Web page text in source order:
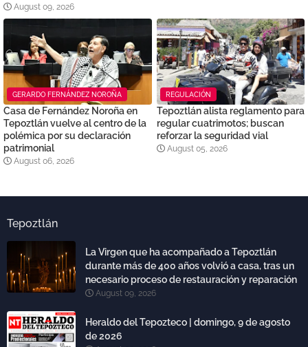
August 09, 2026
GERARDO FERNÁNDEZ NOROÑA
Casa de Fernández Noroña en
Tepoztlán vuelve al centro de la
polémica por su declaración
patrimonial
August 06, 2026
REGULACIÓN
Tepoztlán alista reglamento para
regular cuatrimotos; buscan
reforzar la seguridad vial
August 05, 2026
Tepoztlán
La Virgen que ha acompañado a Tepoztlán
durante más de 400 años volvió a casa, tras un
necesario proceso de restauración y reparación
August 09, 2026
Heraldo del Tepozteco | domingo, 9 de agosto
de 2026